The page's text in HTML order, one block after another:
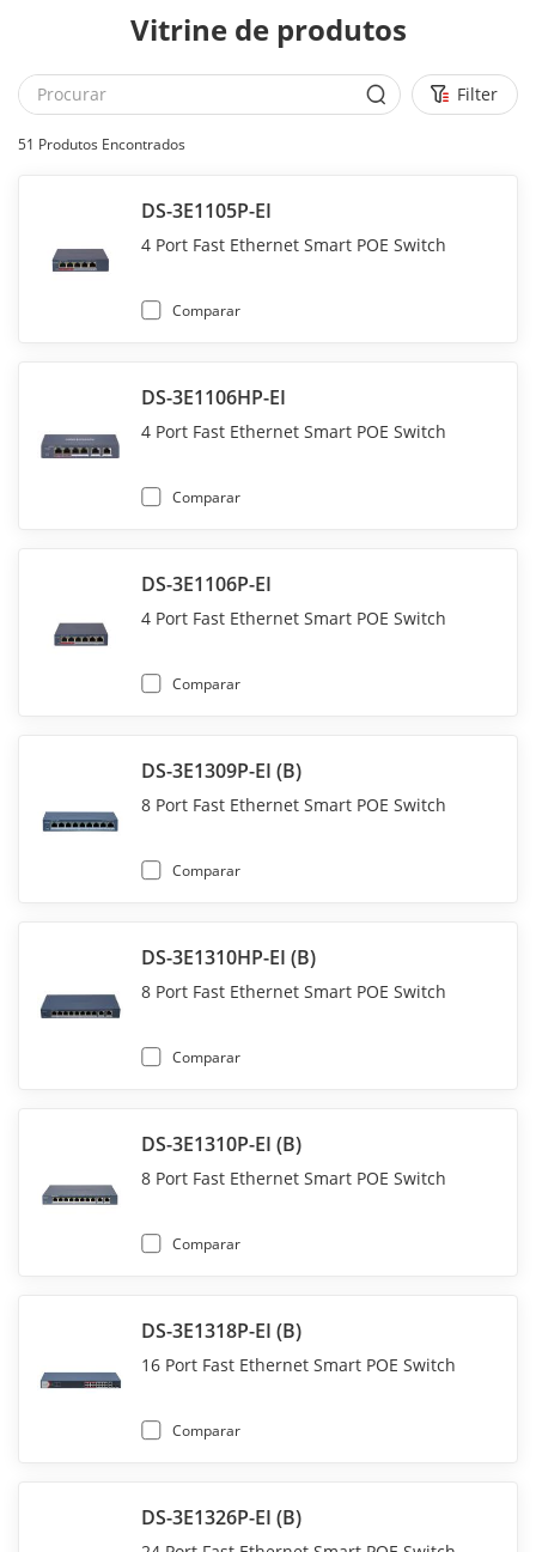
Vitrine de produtos
Filter
51 Produtos Encontrados
DS-3E1105P-EI
4 Port Fast Ethernet Smart POE Switch
Comparar
DS-3E1106HP-EI
4 Port Fast Ethernet Smart POE Switch
Comparar
DS-3E1106P-EI
4 Port Fast Ethernet Smart POE Switch
Comparar
DS-3E1309P-EI (B)
8 Port Fast Ethernet Smart POE Switch
Comparar
DS-3E1310HP-EI (B)
8 Port Fast Ethernet Smart POE Switch
Comparar
DS-3E1310P-EI (B)
8 Port Fast Ethernet Smart POE Switch
Comparar
DS-3E1318P-EI (B)
16 Port Fast Ethernet Smart POE Switch
Comparar
DS-3E1326P-EI (B)